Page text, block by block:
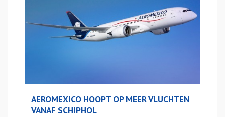
AEROMEXICO HOOPT OP MEER VLUCHTEN
VANAF SCHIPHOL